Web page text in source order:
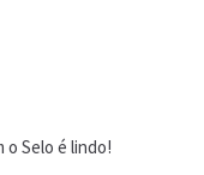
o Selo é lindo!